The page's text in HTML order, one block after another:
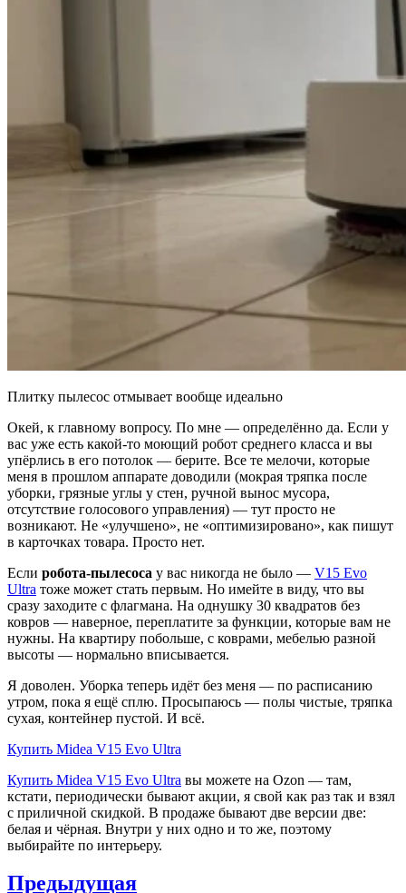
Плитку пылесос отмывает вообще идеально
Окей, к главному вопросу. По мне — определённо да. Если у
вас уже есть какой-то моющий робот среднего класса и вы
упёрлись в его потолок — берите. Все те мелочи, которые
меня в прошлом аппарате доводили (мокрая тряпка после
уборки, грязные углы у стен, ручной вынос мусора,
отсутствие голосового управления) — тут просто не
возникают. Не «улучшено», не «оптимизировано», как пишут
в карточках товара. Просто нет.
Если робота-пылесоса у вас никогда не было — V15 Evo
Ultra тоже может стать первым. Но имейте в виду, что вы
сразу заходите с флагмана. На однушку 30 квадратов без
ковров — наверное, переплатите за функции, которые вам не
нужны. На квартиру побольше, с коврами, мебелью разной
высоты — нормально вписывается.
Я доволен. Уборка теперь идёт без меня — по расписанию
утром, пока я ещё сплю. Просыпаюсь — полы чистые, тряпка
сухая, контейнер пустой. И всё.
Купить Midea V15 Evo Ultra
Купить Midea V15 Evo Ultra вы можете на Ozon — там,
кстати, периодически бывают акции, я свой как раз так и взял
с приличной скидкой. В продаже бывают две версии две:
белая и чёрная. Внутри у них одно и то же, поэтому
выбирайте по интерьеру.
Навигация
Предыдущая